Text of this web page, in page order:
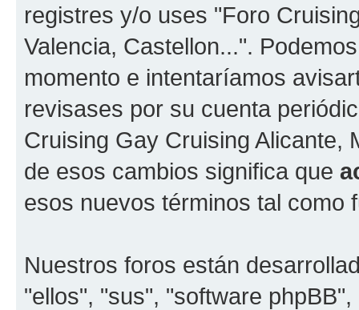
registres y/o uses "Foro
Valencia, Castellon...".
momento e intentaríamos
revisases por su cuenta
Cruising Gay Cruising Alicante,
de esos cambios significa que
esos nuevos términos tal como
Nuestros foros están
"ellos", "sus", "software